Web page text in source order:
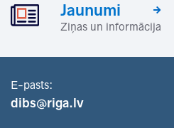
Jaunumi
Ziņas un informācija
E-pasts:
dibs@riga.lv